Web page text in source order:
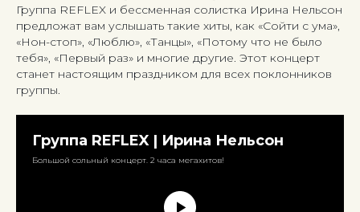
Группа REFLEX и бессменная солистка Ирина Нельсон
предложат вам услышать такие хиты, как «Сойти с ума»,
«Нон-стоп», «Люблю», «Танцы», «Потому что не было
тебя», «Первый раз» и многие другие. Этот концерт
станет настоящим праздником для всех поклонников
группы.
Группа REFLEX | Ирина Нельсон
Большой сольный концерт. 2 часа мегахитов!